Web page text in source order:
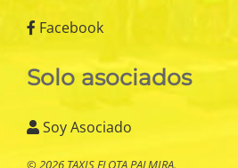
Facebook
Solo asociados
Soy Asociado
© 2026 TAXIS FLOTA PALMIRA.